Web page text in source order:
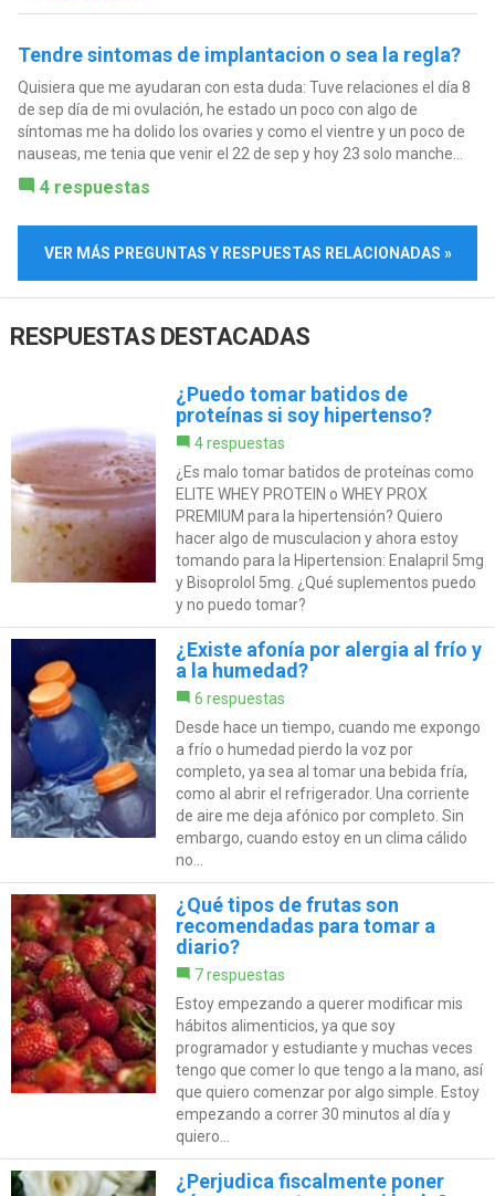
Tendre sintomas de implantacion o sea la regla?
Quisiera que me ayudaran con esta duda: Tuve relaciones el día 8
de sep día de mi ovulación, he estado un poco con algo de
síntomas me ha dolido los ovaries y como el vientre y un poco de
nauseas, me tenia que venir el 22 de sep y hoy 23 solo manche...
4 respuestas
VER MÁS PREGUNTAS Y RESPUESTAS RELACIONADAS »
RESPUESTAS DESTACADAS
¿Puedo tomar batidos de
proteínas si soy hipertenso?
4 respuestas
¿Es malo tomar batidos de proteínas como
ELITE WHEY PROTEIN o WHEY PROX
PREMIUM para la hipertensión? Quiero
hacer algo de musculacion y ahora estoy
tomando para la Hipertension: Enalapril 5mg
y Bisoprolol 5mg. ¿Qué suplementos puedo
y no puedo tomar?
¿Existe afonía por alergia al frío y
a la humedad?
6 respuestas
Desde hace un tiempo, cuando me expongo
a frío o humedad pierdo la voz por
completo, ya sea al tomar una bebida fría,
como al abrir el refrigerador. Una corriente
de aire me deja afónico por completo. Sin
embargo, cuando estoy en un clima cálido
no...
¿Qué tipos de frutas son
recomendadas para tomar a
diario?
7 respuestas
Estoy empezando a querer modificar mis
hábitos alimenticios, ya que soy
programador y estudiante y muchas veces
tengo que comer lo que tengo a la mano, así
que quiero comenzar por algo simple. Estoy
empezando a correr 30 minutos al día y
quiero...
¿Perjudica fiscalmente poner